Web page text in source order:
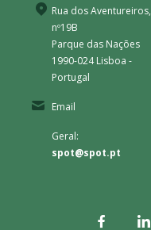
Rua dos Aventureiros,
nº19B
Parque das Nações
1990-024 Lisboa -
Portugal
Email
Geral:
spot@spot.pt